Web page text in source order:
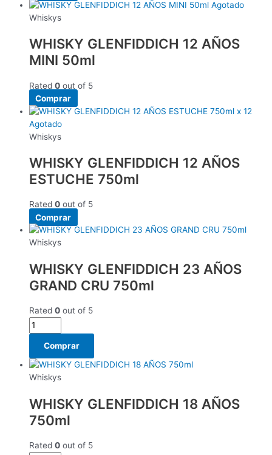
Agotado
Whiskys
WHISKY GLENFIDDICH 12 AÑOS
MINI 50ml
Rated 0 out of 5
Comprar
Agotado
Whiskys
WHISKY GLENFIDDICH 12 AÑOS
ESTUCHE 750ml
Rated 0 out of 5
Comprar
Whiskys
WHISKY GLENFIDDICH 23 AÑOS
GRAND CRU 750ml
Rated 0 out of 5
Comprar
Whiskys
WHISKY GLENFIDDICH 18 AÑOS
750ml
Rated 0 out of 5